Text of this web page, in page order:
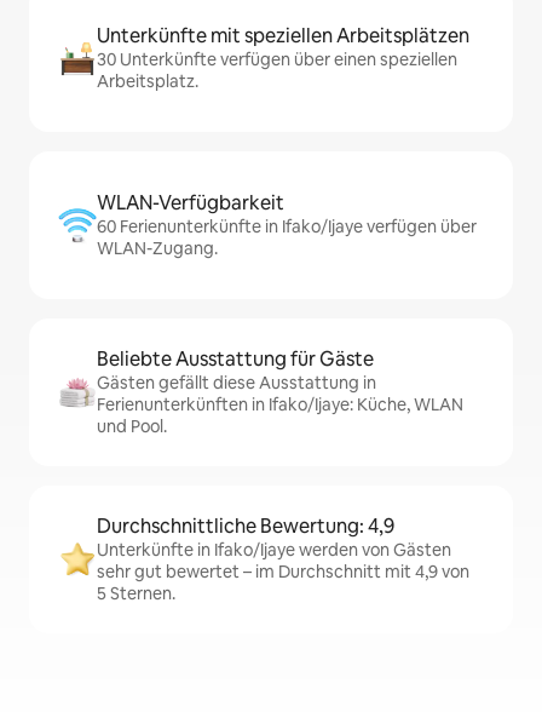
Unterkünfte mit speziellen Arbeitsplätzen
30 Unterkünfte verfügen über einen speziellen
Arbeitsplatz.
WLAN-Verfügbarkeit
60 Ferienunterkünfte in Ifako/Ijaye verfügen über
WLAN-Zugang.
Beliebte Ausstattung für Gäste
Gästen gefällt diese Ausstattung in
Ferienunterkünften in Ifako/Ijaye: Küche, WLAN
und Pool.
Durchschnittliche Bewertung: 4,9
Unterkünfte in Ifako/Ijaye werden von Gästen
sehr gut bewertet – im Durchschnitt mit 4,9 von
5 Sternen.